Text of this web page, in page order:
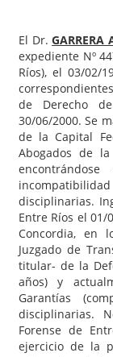
El Dr.GARRERA
expediente Nº
Ríos), el 03/02/
de Derecho
30/06/2000. Se
de la Capital
Abogados de
disciplinarias.
Entre Ríos el 01/
Concordia, en
Juzgado de
titular- de la
años) y
Garantías
disciplinarias.
Forense de
ejercicio de la